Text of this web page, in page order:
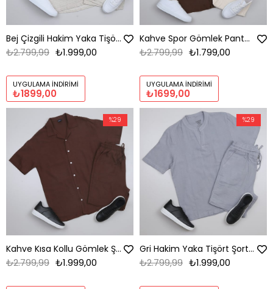
Bej Çizgili Hakim Yaka Tişört Şort Ayakkabı Kombini
₺1.999,00
₺2.799,99
UYGULAMA İNDIRIMI
₺1899,00
Kahve Spor Gömlek Pantolon Ayakkabı Kombini
₺1.799,00
₺2.799,99
UYGULAMA İNDIRIMI
₺1699,00
Kahve Kısa Kollu Gömlek Şort Ayakkabı Kombini
₺1.999,00
₺2.799,99
%29
Gri Hakim Yaka Tişört Şort Ayakkabı Kombini
₺1.999,00
₺2.799,99
%29